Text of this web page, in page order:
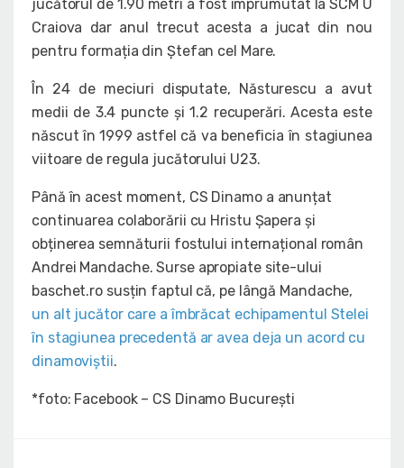
jucătorul de 1.90 metri a fost împrumutat la SCM U
Craiova dar anul trecut acesta a jucat din nou
pentru formația din Ștefan cel Mare.
În 24 de meciuri disputate, Năsturescu a avut
medii de 3.4 puncte și 1.2 recuperări. Acesta este
născut în 1999 astfel că va beneficia în stagiunea
viitoare de regula jucătorului U23.
Până în acest moment, CS Dinamo a anunțat
continuarea colaborării cu Hristu Șapera și
obținerea semnăturii fostului internațional român
Andrei Mandache. Surse apropiate site-ului
baschet.ro susțin faptul că, pe lângă Mandache,
un alt jucător care a îmbrăcat echipamentul Stelei
în stagiunea precedentă ar avea deja un acord cu
dinamoviștii.
*foto: Facebook – CS Dinamo București